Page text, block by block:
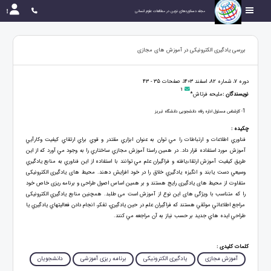
مجله دستاوردهای نوین در مطالعات علوم انسانی
بررسی یادگیری الکترونیکی در آموزش های مجازی
دوره 7، شماره 82، اسفند 1403، صفحات 35 - 43
نویسندگان :ملیحه فرتاش* 1
1- کارشناس مسئول اداره رفاه دانشجویی دانشگاه تبریز
چکیده :
فناوري اطلاعات و ارتباطات را مي توان به عنوان ابزاري مقتدر و قوي براي ارتقاي كيفيت وكارآيي
آموزش مورد استفاده قرار داد. در همین راستا آموزش مجازي ساختاري را به وجود مي آورد که از این
طریق کیفیت آموزش ارتقاءیافته و فراگیران علم مي توانند با استفاده از این فناوري به منابع یادگیري
وسیعي دست یابند و انگیزه یادگیري خلاق را در خود افزایش دهند. محیط های یادگیری الکترونیکی
متفاوت از محیط های یادگیری رایج هستند و بر همین اساس اصول طراحی و برنامه ریزی خاص خود
را که متناسب با ویژگی های این نوع از آموزش است می طلبد. همچنین منابع يادگيري الکترونیکی
مراجع اطلاعاتي موثقي هستند كه فراگیران علم در حين يادگيري، تفكر، انجام دادن فعاليتهاي يادگيري يا
طراحي ايده هاي جديد بر حسب نياز به آن مراجعه مي كنند.
کلمات کلیدی :
آموزش مجازی یادگیری الکترونیکی برنامه ریزی آموزشی دانشجویان